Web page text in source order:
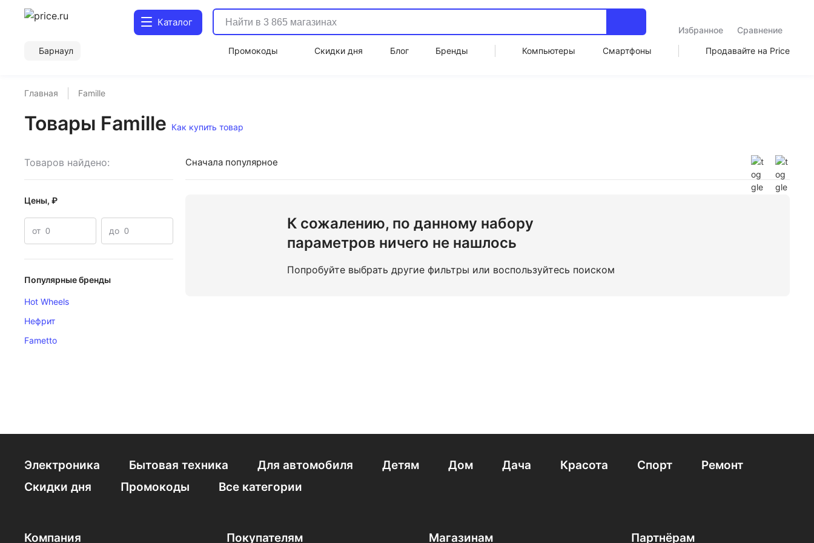
Каталог
Избранное
Сравнение
Барнаул
Промокоды Скидки дня Блог Бренды Компьютеры Смартфоны Продавайте на Price
Главная Famille
Товары Famille Как купить товар
Товаров найдено:
Цены, ₽
от до
Популярные бренды
Hot Wheels
Нефрит
Fametto
Сначала популярное
К сожалению, по данному набору
параметров ничего не нашлось
Попробуйте выбрать другие фильтры или воспользуйтесь поиском
Электроника Бытовая техника Для автомобиля Детям Дом Дача Красота Спорт
Ремонт
Скидки дня
Промокоды Все категории
Компания Покупателям Магазинам Партнёрам